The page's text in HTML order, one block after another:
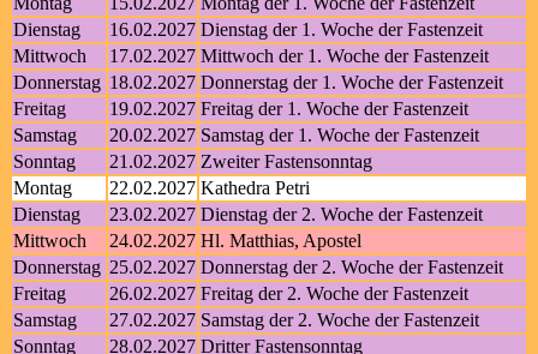
Dienstag
16.02.2027 Dienstag der 1. Woche der Fastenzeit
Mittwoch
17.02.2027 Mittwoch der 1. Woche der Fastenzeit
Donnerstag 18.02.2027 Donnerstag der 1. Woche der Fastenzeit
Freitag
19.02.2027 Freitag der 1. Woche der Fastenzeit
Samstag
20.02.2027 Samstag der 1. Woche der Fastenzeit
Sonntag
21.02.2027 Zweiter Fastensonntag
Montag
22.02.2027 Kathedra Petri
Dienstag
23.02.2027 Dienstag der 2. Woche der Fastenzeit
Mittwoch
24.02.2027 Hl. Matthias, Apostel
Donnerstag 25.02.2027 Donnerstag der 2. Woche der Fastenzeit
Freitag
26.02.2027 Freitag der 2. Woche der Fastenzeit
Samstag
27.02.2027 Samstag der 2. Woche der Fastenzeit
Sonntag
28.02.2027 Dritter Fastensonntag